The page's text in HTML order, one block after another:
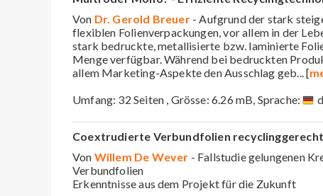
Von Dr. Gerold Breuer- Aufgrund der stark
flexiblen Folienverpackungen, vor allem in der
stark bedruckte, metallisierte bzw. laminierte
Menge verfügbar. Während bei bedruckten
allem Marketing-Aspekte den Ausschlag geb... [
Umfang: 32 Seiten , Grösse: 6.26 mB, Sprache:
Coextrudierte Verbundfolien
Von Willem De Wever - Fallstudie gelungenen
Verbundfolien
Erkenntnisse aus dem Projekt für die Zukunft